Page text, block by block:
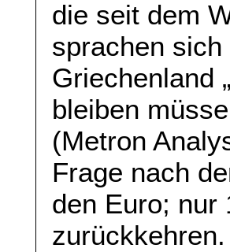
die seit dem
sprachen
Griechenland
bleiben
(Metron
Frage nach
den Euro; nur
zurückkehren.